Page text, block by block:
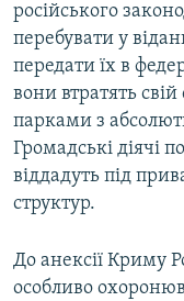
російського
перебувати у
передати їх в
вони втратять
парками з
Громадські діячі
віддадуть під
структур.
До анексії Криму
особливо